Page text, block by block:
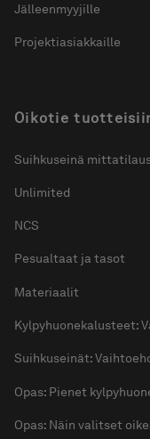
Jälleenmyyjille
Projektiasiakkaille
Oikotie
Suihkuseinä
Unlimited
NCS
Pesualtaat ja tasot
Materiaalit
Kylpyhuonekalusteet:
Suihkuseinät:
Opas: Pienet
Opas: Näin valitset